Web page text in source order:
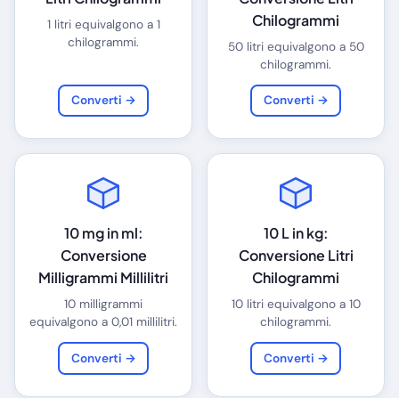
1 litri equivalgono a 1
chilogrammi.
Converti →
Chilogrammi
50 litri equivalgono a 50
chilogrammi.
Converti →
10 mg in ml:
Conversione
Milligrammi Millilitri
10 milligrammi
equivalgono a 0,01 millilitri.
Converti →
10 L in kg:
Conversione Litri
Chilogrammi
10 litri equivalgono a 10
chilogrammi.
Converti →